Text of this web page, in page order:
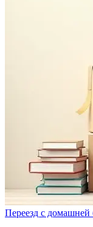
Переезд с домашней